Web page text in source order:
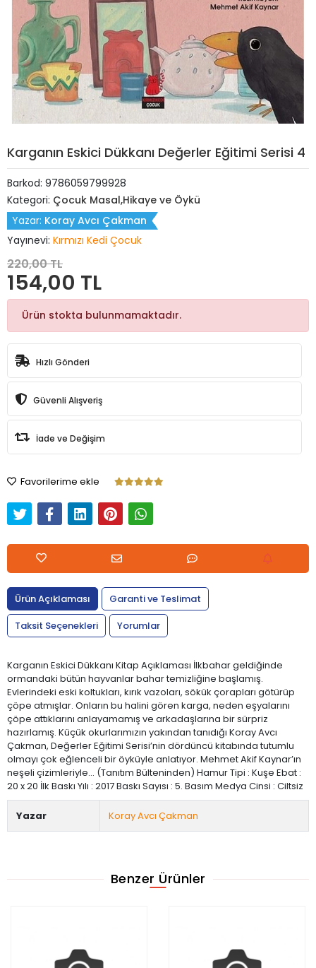
Karganın Eskici Dükkanı Değerler Eğitimi Serisi 4
Barkod: 9786059799928
Kategori: Çocuk Masal,Hikaye ve Öykü
Yazar: Koray Avcı Çakman
Yayınevi: Kırmızı Kedi Çocuk
220,00 TL
154,00 TL
Ürün stokta bulunmamaktadır.
Hızlı Gönderi
Güvenli Alışveriş
İade ve Değişim
Favorilerime ekle
Ürün Açıklaması
Garanti ve Teslimat
Taksit Seçenekleri
Yorumlar
Karganın Eskici Dükkanı Kitap Açıklaması İlkbahar geldiğinde
ormandaki bütün hayvanlar bahar temizliğine başlamış.
Evlerindeki eski koltukları, kırık vazoları, sökük çorapları götürüp
çöpe atmışlar. Onların bu halini gören karga, neden eşyalarını
çöpe attıklarını anlayamamış ve arkadaşlarına bir sürpriz
hazırlamış. Küçük okurlarımızın yakından tanıdığı Koray Avcı
Çakman, Değerler Eğitimi Serisi’nin dördüncü kitabında tutumlu
olmayı çok eğlenceli bir öyküyle anlatıyor. Mehmet Akif Kaynar’ın
neşeli çizimleriyle... (Tanıtım Bülteninden) Hamur Tipi : Kuşe Ebat :
20 x 20 İlk Baskı Yılı : 2017 Baskı Sayısı : 5. Basım Medya Cinsi : Ciltsiz
Yazar Koray Avcı Çakman
Benzer Ürünler